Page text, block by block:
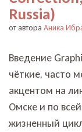
Russia)
от автора Аника
Введение
чёткие, часто
акцентом на
Омске и по
жизненный